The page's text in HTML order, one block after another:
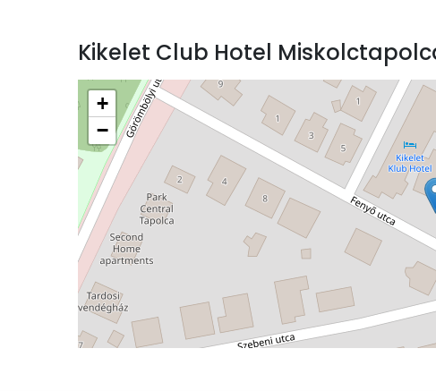
Kikelet Club Hotel
+
−